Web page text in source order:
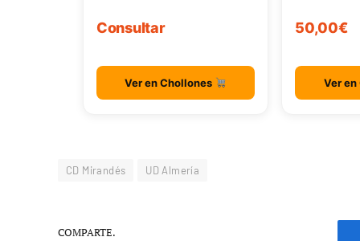
Consultar
Ver en Chollones
50,00€
Ver
CD Mirandés UD Almería
COMPARTE.